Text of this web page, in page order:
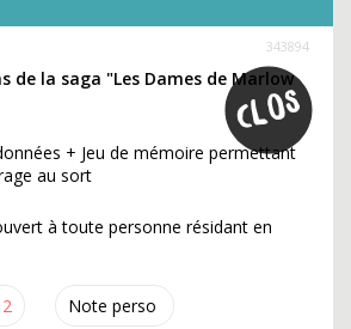
2 Note perso
343894
de la saga "Les Dames de Marlow
+ Jeu de mémoire permettant
au sort
à toute personne résidant en